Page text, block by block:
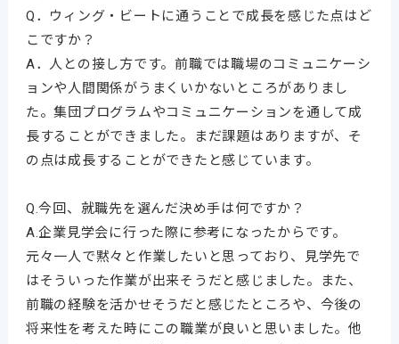
Q．ウィング・ビートに通うことで成長を感じた点はど
こですか？
A．人との接し方です。前職では職場のコミュニケーシ
ョンや人間関係がうまくいかないところがありまし
た。集団プログラムやコミュニケーションを通して成
長することができました。まだ課題はありますが、そ
の点は成長することができたと感じています。
Q.今回、就職先を選んだ決め手は何ですか？
A.企業見学会に行った際に参考になったからです。
元々一人で黙々と作業したいと思っており、見学先で
はそういった作業が出来そうだと感じました。また、
前職の経験を活かせそうだと感じたところや、今後の
将来性を考えた時にこの職業が良いと思いました。他